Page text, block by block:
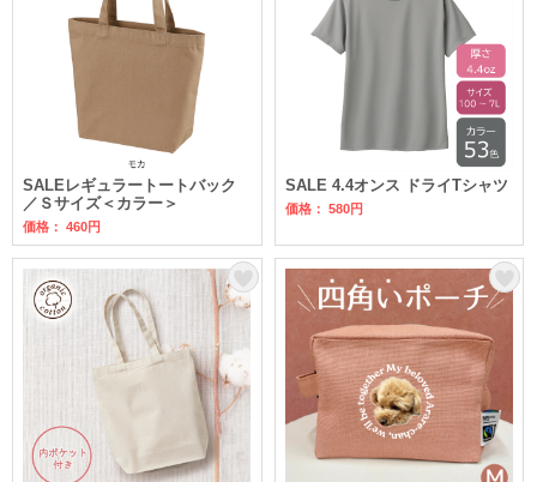
SALEレギュラートートバック
／Ｓサイズ＜カラー＞
価格： 460円
SALE 4.4オンス ドライTシャツ
価格： 580円